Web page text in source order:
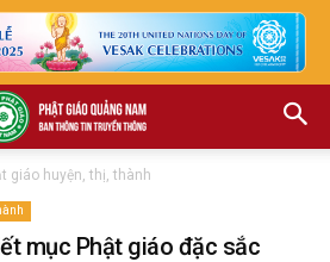
giáo huyện, thị, thành
mục Phật giáo đặc sắc